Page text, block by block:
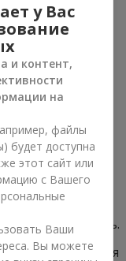
а после этого
сорняки.
через день.
повредить
цветения
у Вас
и контент,
на
файлы
будет доступна
этот сайт или
с Вашего
Ваши
Вы можете